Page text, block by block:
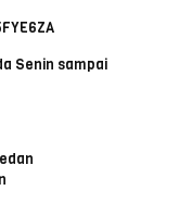
Senin sampai